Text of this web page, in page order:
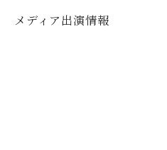
メディア出演情報